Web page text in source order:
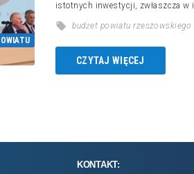
istotnych inwestycji, zwłaszcza
budżet powiatu rzeszowskiego
CZYTAJ WIĘCEJ
KONTAKT: